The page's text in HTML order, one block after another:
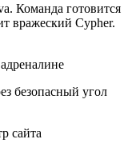
Команда готовится
вражеский Cypher.
безопасный угол
сайта